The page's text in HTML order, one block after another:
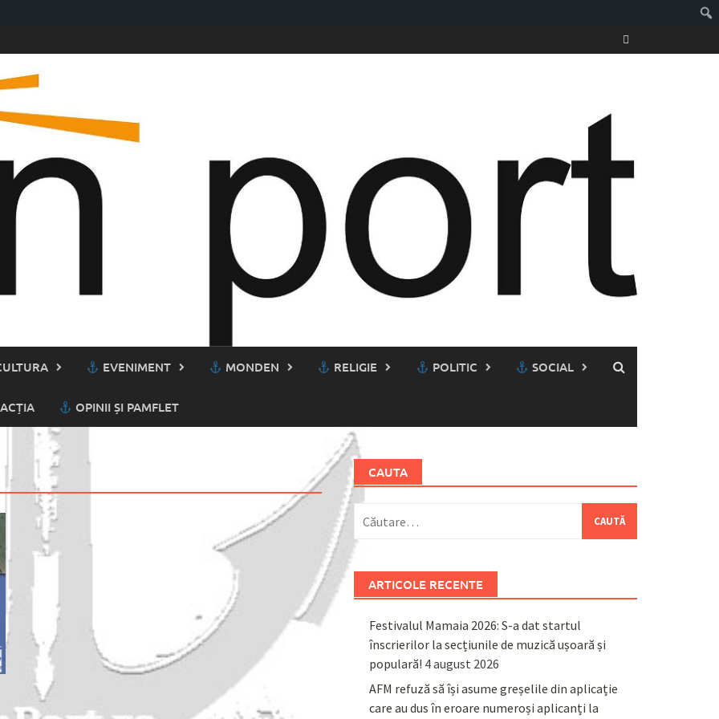
EVENIMENT MONDEN RELIGIE POLITIC SOCIAL
OPINII ȘI PAMFLET
CAUTA
după:
ARTICOLE RECENTE
Festivalul Mamaia 2026: S-a dat startul
înscrierilor la secțiunile de muzică ușoară și
populară! 4 august 2026
AFM refuză să își asume greșelile din aplicație
care au dus în eroare numeroși aplicanți la